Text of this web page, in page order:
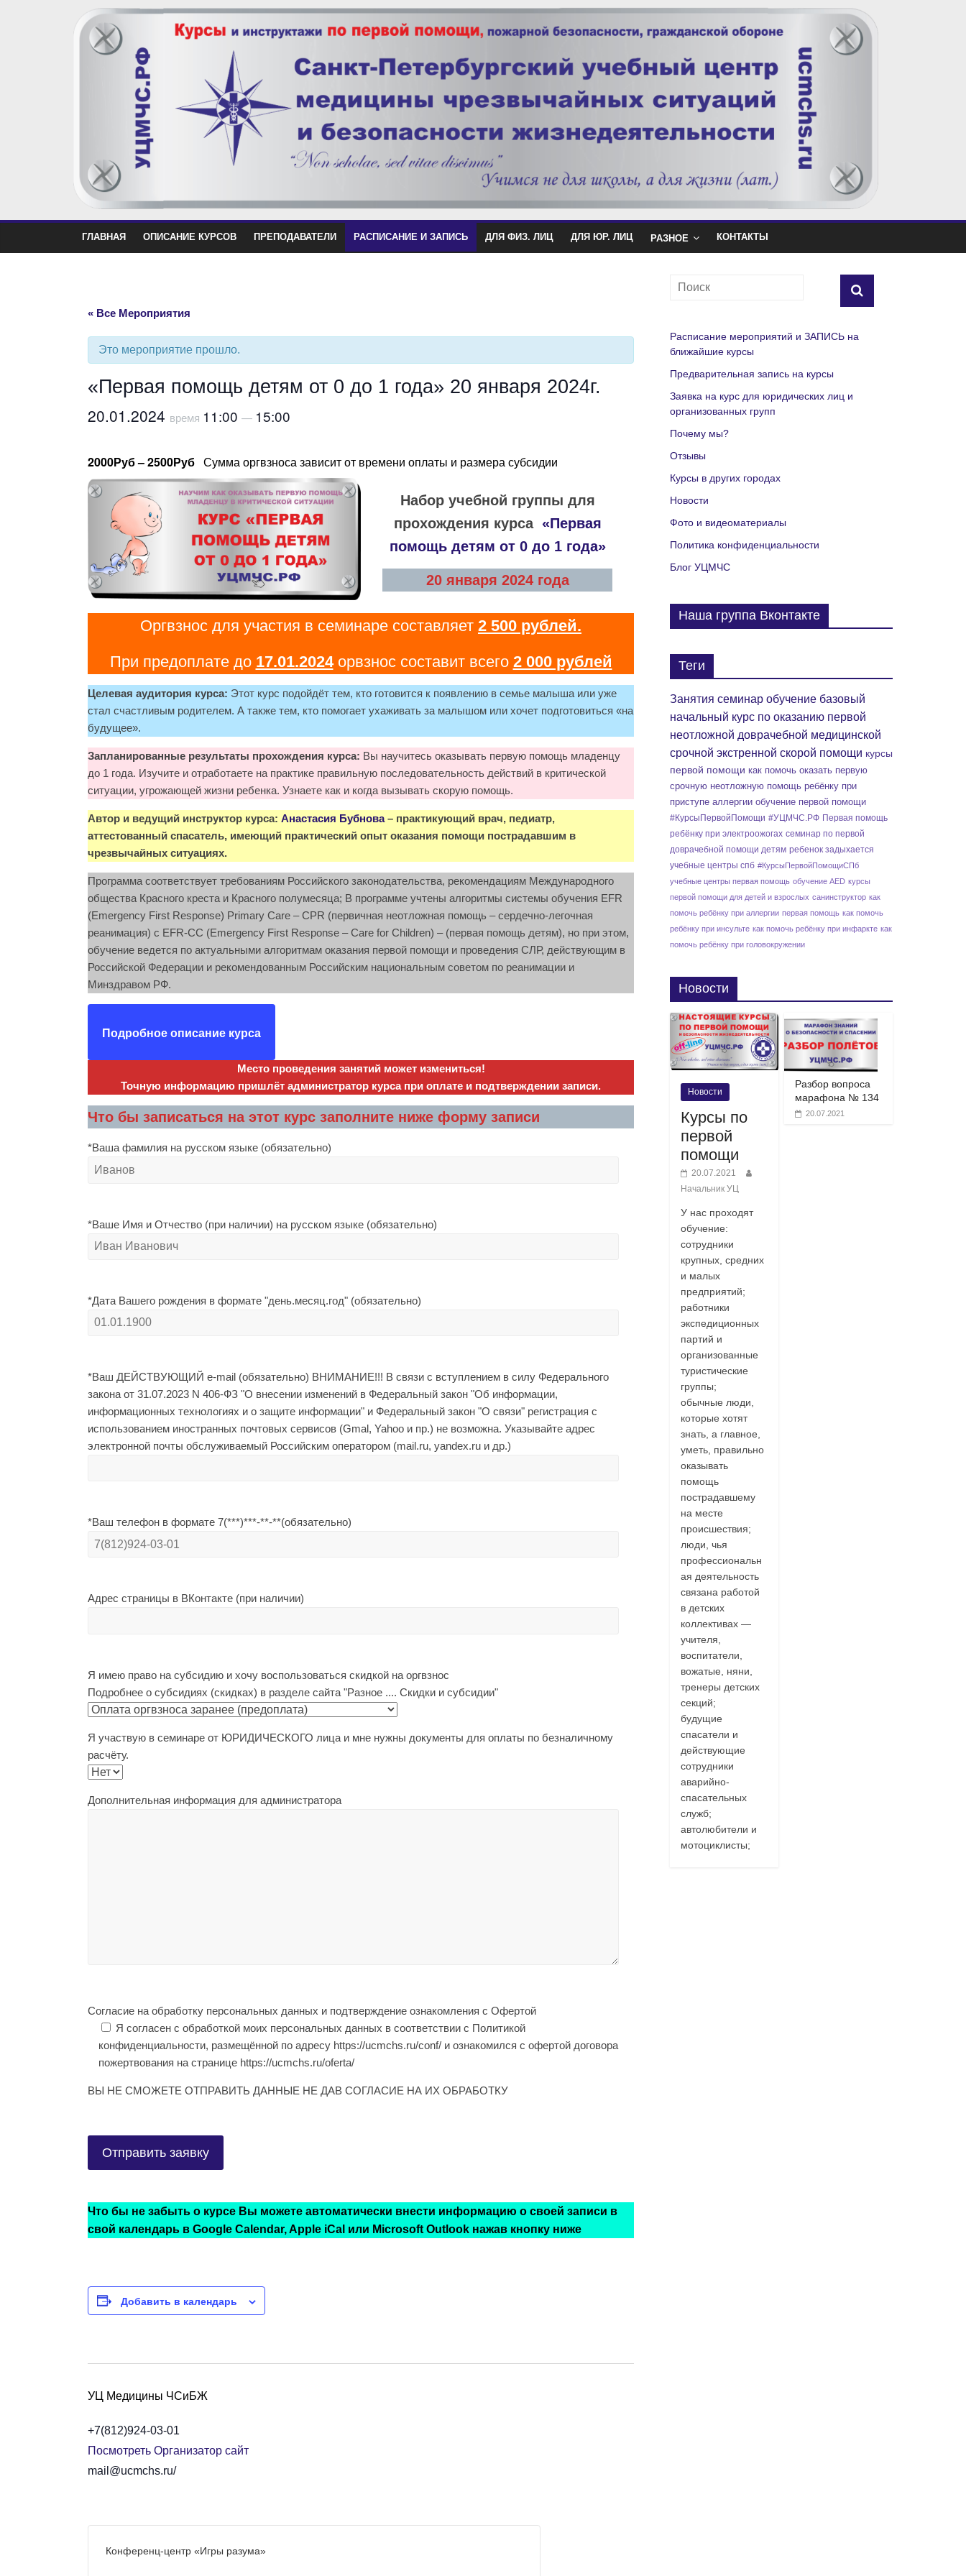
ГЛАВНАЯ ОПИСАНИЕ КУРСОВ ПРЕПОДАВАТЕЛИ РАСПИСАНИЕ И ЗАПИСЬ ДЛЯ ФИЗ. ЛИЦ ДЛЯ ЮР. ЛИЦ РАЗНОЕ КОНТАКТЫ
« Все Мероприятия
Это мероприятие прошло.
«Первая помощь детям от 0 до 1 года» 20 января 2024г.
20.01.2024 время 11:00 — 15:00
2000Руб – 2500Руб Сумма оргвзноса зависит от времени оплаты и размера субсидии
Набор учебной группы для
прохождения курса «Первая
помощь детям от 0 до 1 года»
20 января 2024 года
Оргвзнос для участия в семинаре составляет 2 500 рублей.
При предоплате до 17.01.2024орвзнос составит всего 2 000 рублей
Целевая аудитория курса: Этот курс подойдёт тем, кто готовится к появлению в семье малыша или уже
стал счастливым родителем. А также тем, кто помогает ухаживать за малышом или хочет подготовиться «на
будущее».
Запланированные результаты прохождения курса: Вы научитесь оказывать первую помощь младенцу
до 1 года. Изучите и отработаете на практике правильную последовательность действий в критической
ситуации, угрожающей жизни ребенка. Узнаете как и когда вызывать скорую помощь.
Автор и ведущий инструктор курса: Анастасия Бубнова– практикующий врач, педиатр,
аттестованный спасатель, имеющий практический опыт оказания помощи пострадавшим в
чрезвычайных ситуациях.
Программа соответствует требованиям Российского законодательства, рекомендациям Международного
общества Красного креста и Красного полумесяца; В программе учтены алгоритмы системы обучения EFR
(Emergency First Response) Primary Care – CPR (первичная неотложная помощь – сердечно-легочная
реанимация) с EFR-СС (Emergency First Response – Care for Children) – (первая помощь детям), но при этом,
обучение ведется по актуальными алгоритмам оказания первой помощи и проведения СЛР, действующим в
Российской Федерации и рекомендованным Российским национальным советом по реанимации и
Минздравом РФ.
Подробное описание курса
Место проведения занятий может измениться!
Точную информацию пришлёт администратор курса при оплате и подтверждении записи.
Что бы записаться на этот курс заполните ниже форму записи
*Ваша фамилия на русском языке (обязательно)
*Ваше Имя и Отчество (при наличии) на русском языке (обязательно)
*Дата Вашего рождения в формате "день.месяц.год" (обязательно)
*Ваш ДЕЙСТВУЮЩИЙ e-mail (обязательно) ВНИМАНИЕ!!! В связи с вступлением в силу Федерального
закона от 31.07.2023 N 406-ФЗ "О внесении изменений в Федеральный закон "Об информации,
информационных технологиях и о защите информации" и Федеральный закон "О связи" регистрация с
использованием иностранных почтовых сервисов (Gmal, Yahoo и пр.) не возможна. Указывайте адрес
электронной почты обслуживаемый Российским оператором (mail.ru, yandex.ru и др.)
*Ваш телефон в формате 7(***)***-**-**(обязательно)
Адрес страницы в ВКонтакте (при наличии)
Я имею право на субсидию и хочу воспользоваться скидкой на оргвзнос
Подробнее о субсидиях (скидках) в разделе сайта "Разное .... Скидки и субсидии"
Я участвую в семинаре от ЮРИДИЧЕСКОГО лица и мне нужны документы для оплаты по безналичному
расчёту.
Дополнительная информация для администратора
Согласие на обработку персональных данных и подтверждение ознакомления с Офертой
Я согласен с обработкой моих персональных данных в соответствии с Политикой
конфиденциальности, размещённой по адресу https://ucmchs.ru/conf/ и ознакомился с офертой договора
пожертвования на странице https://ucmchs.ru/oferta/
ВЫ НЕ СМОЖЕТЕ ОТПРАВИТЬ ДАННЫЕ НЕ ДАВ СОГЛАСИЕ НА ИХ ОБРАБОТКУ
Что бы не забыть о курсе Вы можете автоматически внести информацию о своей записи в
свой календарь в Google Calendar, Apple iCal или Microsoft Outlook нажав кнопку ниже
Добавить в календарь
УЦ Медицины ЧСиБЖ
+7(812)924-03-01
Посмотреть Организатор сайт
mail@ucmchs.ru/
Конференц-центр «Игры разума»
Расписание мероприятий и ЗАПИСЬ на
ближайшие курсы
Предварительная запись на курсы
Заявка на курс для юридических лиц и
организованных групп
Почему мы?
Отзывы
Курсы в других городах
Новости
Фото и видеоматериалы
Политика конфиденциальности
Блог УЦМЧС
Наша группа Вконтакте
Теги
Занятия семинар обучение базовый
начальный курс по оказанию первой
неотложной доврачебной медицинской
срочной экстренной скорой помощи курсы
первой помощи как помочь оказать первую
срочную неотложную помощь ребёнку при
приступе аллергии обучение первой помощи
#КурсыПервойПомощи #УЦМЧС.РФ Первая помощь
ребёнку при электроожогах семинар по первой
доврачебной помощи детям ребенок задыхается
учебные центры спб #КурсыПервойПомощиСПб
учебные центры первая помощь обучение AED курсы
первой помощи для детей и взрослых санинструктор как
помочь ребёнку при аллергии первая помощь как помочь
ребёнку при инсульте как помочь ребёнку при инфаркте как
помочь ребёнку при головокружении
Новости
Новости
Курсы по
первой
помощи
20.07.2021
Начальник УЦ
У нас проходят
обучение:
сотрудники
крупных, средних
и малых
предприятий;
работники
экспедиционных
партий и
организованные
туристические
группы;
обычные люди,
которые хотят
знать, а главное,
уметь, правильно
оказывать
помощь
пострадавшему
на месте
происшествия;
люди, чья
профессиональн
ая деятельность
связана работой
в детских
коллективах —
учителя,
воспитатели,
вожатые, няни,
тренеры детских
секций;
будущие
спасатели и
действующие
сотрудники
аварийно-
спасательных
служб;
автолюбители и
мотоциклисты;
Разбор вопроса
марафона № 134
20.07.2021